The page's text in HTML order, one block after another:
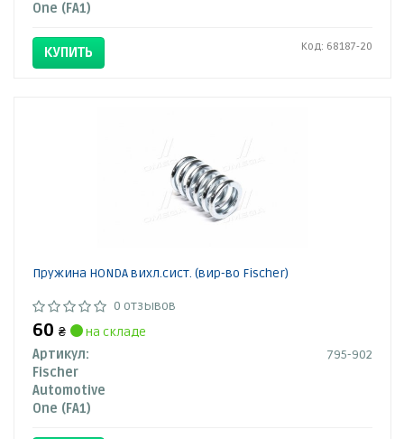
One (FA1)
КУПИТЬ Код: 68187-20
Пружина HONDA вихл.сист. (вир-во Fischer)
0 отзывов
60 ₴
на складе
Артикул:
795-902
Fischer
Automotive
One (FA1)